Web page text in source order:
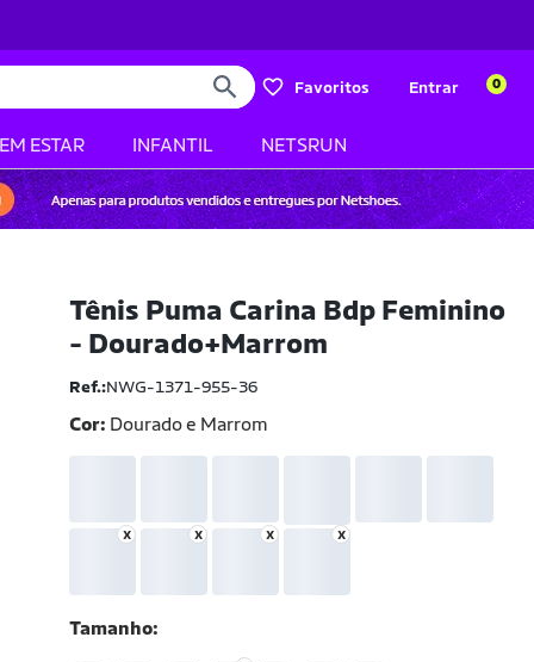
Favoritos Entrar 0
ESTAR INFANTIL NETSRUN
Tênis Puma Carina Bdp Feminino
- Dourado+Marrom
Ref.:NWG-1371-955-36
Cor: Dourado e Marrom
Tamanho